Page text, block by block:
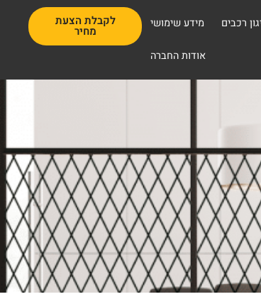
רכבים מידע שימושי
אודות החברה
לקבלת הצעת
מחיר